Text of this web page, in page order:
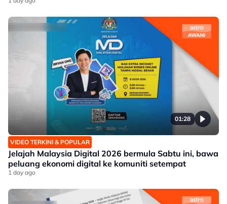
01:28
VIDEO TERKINI & POPULAR
Jelajah Malaysia Digital 2026 bermula Sabtu ini, bawa
peluang ekonomi digital ke komuniti setempat
1 day ago